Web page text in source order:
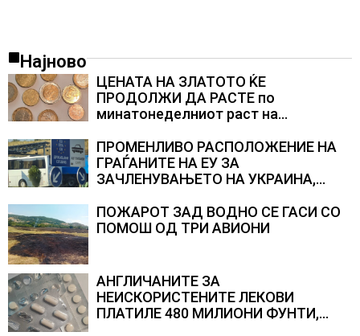
Најново
ЦЕНАТА НА ЗЛАТОТО ЌЕ
ПРОДОЛЖИ ДА РАСТЕ по
минатонеделниот раст на
ПРОМЕНЛИВО РАСПОЛОЖЕНИЕ НА
ГРАЃАНИТЕ НА ЕУ ЗА
ЗАЧЛЕНУВАЊЕТО НА УКРАИНА,
Полска, Франција и Германија
ПОЖАРОТ ЗАД ВОДНО СЕ ГАСИ СО
ПОМОШ ОД ТРИ АВИОНИ
АНГЛИЧАНИТЕ ЗА
НЕИСКОРИСТЕНИТЕ ЛЕКОВИ
ПЛАТИЛЕ 480 МИЛИОНИ ФУНТИ,